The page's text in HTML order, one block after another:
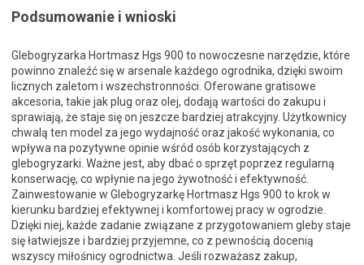
Podsumowanie i wnioski
Glebogryzarka Hortmasz Hgs 900 to nowoczesne narzędzie, które
powinno znaleźć się w arsenale każdego ogrodnika, dzięki swoim
licznych zaletom i wszechstronności. Oferowane gratisowe
akcesoria, takie jak plug oraz olej, dodają wartości do zakupu i
sprawiają, że staje się on jeszcze bardziej atrakcyjny. Użytkownicy
chwalą ten model za jego wydajność oraz jakość wykonania, co
wpływa na pozytywne opinie wśród osób korzystających z
glebogryzarki. Ważne jest, aby dbać o sprzęt poprzez regularną
konserwację, co wpłynie na jego żywotność i efektywność.
Zainwestowanie w Glebogryzarkę Hortmasz Hgs 900 to krok w
kierunku bardziej efektywnej i komfortowej pracy w ogrodzie.
Dzięki niej, każde zadanie związane z przygotowaniem gleby staje
się łatwiejsze i bardziej przyjemne, co z pewnością docenią
wszyscy miłośnicy ogrodnictwa. Jeśli rozważasz zakup,